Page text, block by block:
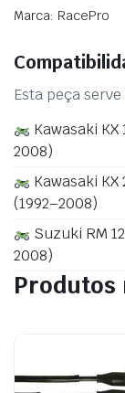
Marca: RacePro
Esta peça
Kawasaki KX
2008)
Kawasaki KX
(1992–2008)
Suzuki RM
2008)
Produtos